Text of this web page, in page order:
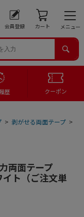
会員登録 カート メニュー
歴 クーポン
> 剥がせる両面テープ >
両面テープ
ト（ご注文単